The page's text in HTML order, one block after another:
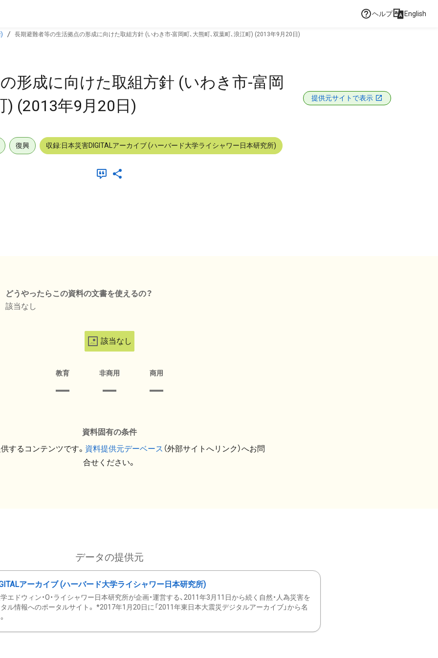
ヘルプ English
長期避難者等の生活拠点の形成に向けた取組方針 (いわき市-富岡町､大熊町､双葉町､浪江町) (2013年9月20日)
形成に向けた取組方針 (いわき市-富岡
) (2013年9月20日)
提供元サイトで表示
復興 収録:日本災害DIGITALアーカイブ (ハーバード大学ライシャワー日本研究所)
どうやったらこの資料の文書を使えるの？
該当なし
該当なし
教育 非商用 商用
資料固有の条件
するコンテンツです。 資料提供元デーベース （外部サイトへリンク）へお問
合せください。
データの提供元
アーカイブ (ハーバード大学ライシャワー日本研究所)
エドウィン・O・ライシャワー日本研究所が企画・運営する、2011年3月11日から続く自然・人為災害を
ル情報へのポータルサイト。 *2017年1月20日に「2011年東日本大震災デジタルアーカイブ」から名